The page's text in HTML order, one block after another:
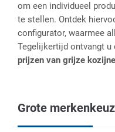
om een individueel
te stellen. Ontdek
configurator, waarmee
Tegelijkertijd ontvangt
prijzen van grijze
Grote